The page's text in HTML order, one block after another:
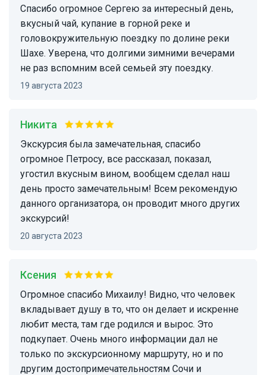
Спасибо огромное Сергею за интересный день,
вкусный чай, купание в горной реке и
головокружительную поездку по долине реки
Шахе. Уверена, что долгими зимними вечерами
не раз вспомним всей семьей эту поездку.
19 августа 2023
Никита
Экскурсия была замечательная, спасибо
огромное Петросу, все рассказал, показал,
угостил вкусным вином, вообщем сделал наш
день просто замечательным! Всем рекомендую
данного организатора, он проводит много других
экскурсий!
20 августа 2023
Ксения
Огромное спасибо Михаилу! Видно, что человек
вкладывает душу в то, что он делает и искренне
любит места, там где родился и вырос. Это
подкупает. Очень много информации дал не
только по экскурсионному маршруту, но и по
другим достопримечательностям Сочи и